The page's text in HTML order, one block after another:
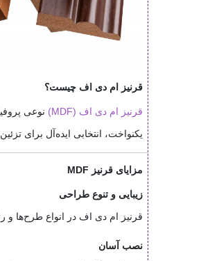
قرنیز ام دی اف چیست؟
قرنیز ام دی اف (MDF)
نوعی
یکنواخت، انتخابی ایده‌آل برای
مزایای قرنیز MDF
زیبایی و تنوع طراحی
قرنیز ام دی اف در انواع طرح‌ها
نصب آسان